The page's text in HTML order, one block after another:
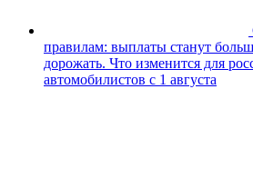
правилам: выплаты станут
дорожать. Что изменится для
автомобилистов с 1 августа